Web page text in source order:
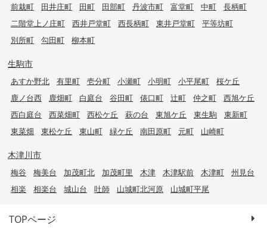
前栽町
田井庄町 田町 田部町 丹波市町 富堂町 中町
長柄町
二階堂上ノ庄町
西井戸堂町 西長柄町 東井戸堂町
平等坊町
別所町
勾田町 柳本町
生駒市
あすか野北 有里町 壱分町 小瀬町 小明町 小平尾町
桜ケ丘
鹿ノ台西
鹿畑町 白庭台 谷田町 俵口町 辻町 仲之町
西旭ケ丘
西白庭台
西菜畑町 西松ケ丘 萩の台 東旭ケ丘 東生駒
東新町
東菜畑
東松ケ丘 東山町 緑ケ丘 南田原町 元町 山崎町
木津川市
梅谷 梅美台 加茂町北 加茂町里 木津 木津駅前 木津町
州見台
相楽
相楽台 城山台 吐師 山城町北河原 山城町平尾
TOPページ